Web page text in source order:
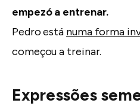
empezó a entrenar.
Pedro está numa forma
começou a treinar.
Expressões